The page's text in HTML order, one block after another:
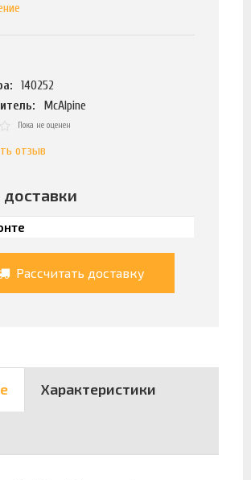
140252
McAlpine
Пока не оценен
отзыв
доставки
Рассчитать доставку
Характеристики